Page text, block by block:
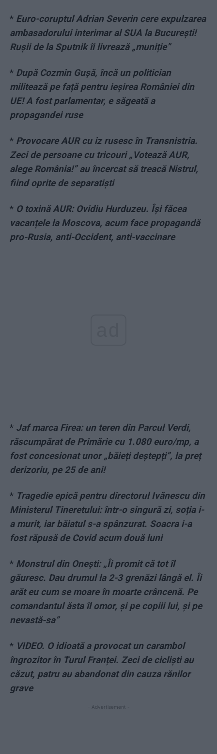
* Euro-coruptul Adrian Severin cere expulzarea
ambasadorului interimar al SUA la București!
Rușii de la Sputnik îi livrează „muniție”
* După Cozmin Gușă, încă un politician
militează pe față pentru ieșirea României din
UE! A fost parlamentar, e săgeată a
propagandei ruse
* Provocare AUR cu iz rusesc în Transnistria.
Zeci de persoane cu tricouri „Votează AUR,
alege România!” au încercat să treacă Nistrul,
fiind oprite de separatiști
* O toxină AUR: Ovidiu Hurduzeu. Își făcea
vacanțele la Moscova, acum face propagandă
pro-Rusia, anti-Occident, anti-vaccinare
* Jaf marca Firea: un teren din Parcul Verdi,
răscumpărat de Primărie cu 1.080 euro/mp, a
fost concesionat unor „băieți deștepți”, la preț
derizoriu, pe 25 de ani!
* Tragedie epică pentru directorul Ivănescu din
Ministerul Tineretului: într-o singură zi, soția i-
a murit, iar băiatul s-a spânzurat. Soacra i-a
fost răpusă de Covid acum două luni
* Monstrul din Onești: „Îi promit că tot îl
găuresc. Dau drumul la 2-3 grenăzi lângă el. Îi
arăt eu cum se moare în moarte crâncenă. Pe
comandantul ăsta îl omor, şi pe copiii lui, şi pe
nevastă-sa”
* VIDEO. O idioată a provocat un carambol
îngrozitor în Turul Franței. Zeci de cicliști au
căzut, patru au abandonat din cauza rănilor
grave
- Advertisement -